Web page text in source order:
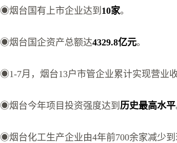
◉烟台国有上市企业达到 10家。
◉烟台国企资产总额达4329.8亿元。
◉1-7月，烟台13户市管企业累计实现营业
◉烟台今年项目投资强度达到 历史最高水平
◉烟台化工生产企业由4年前700余家减少